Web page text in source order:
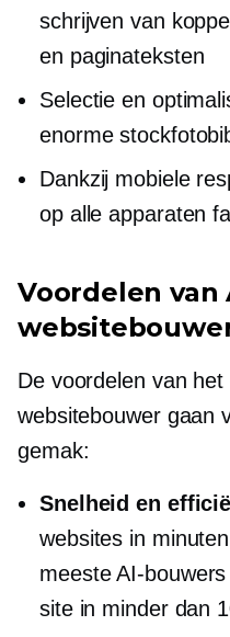
schrijven van
en paginateksten
Selectie en
enorme
Dankzij mobiele
op alle apparaten
Voordelen van
De voordelen van
websitebouwer gaan
gemak:
Snelheid en
websites in
meeste AI-
site in minder dan